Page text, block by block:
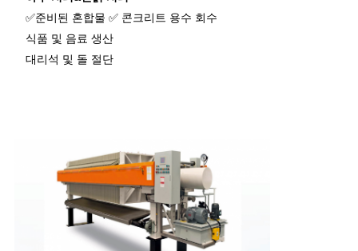
✅준비된 혼합물 ✅ 콘크리트 용수 회수
식품 및 음료 생산
대리석 및 돌 절단